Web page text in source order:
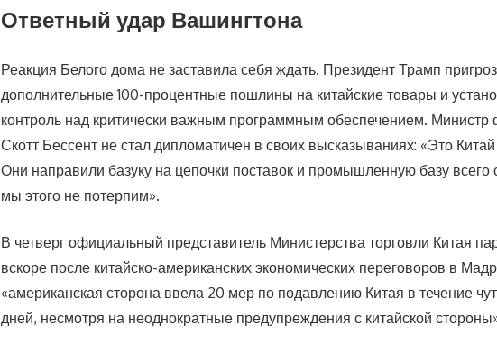
Ответный удар Вашингтона
Реакция Белого дома не заставила себя ждать. Президент Трамп
дополнительные 100-процентные пошлины на китайские товары и
контроль над критически важным программным обеспечением.
Скотт Бессент не стал дипломатичен в своих высказываниях: «Это
Они направили базуку на цепочки поставок и промышленную базу всего
мы этого не потерпим».
В четверг официальный представитель Министерства торговли Китая
вскоре после китайско-американских экономических переговоров в
«американская сторона ввела 20 мер по подавлению Китая в течение
дней, несмотря на неоднократные предупреждения с китайской